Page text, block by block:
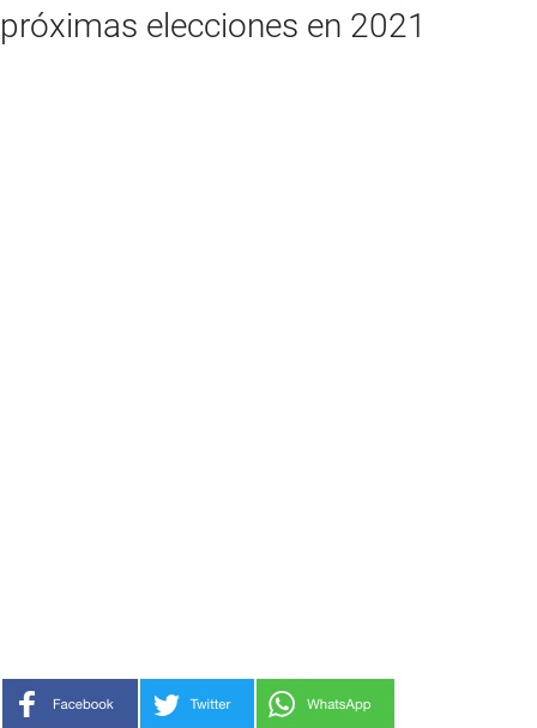
próximas elecciones en 2021